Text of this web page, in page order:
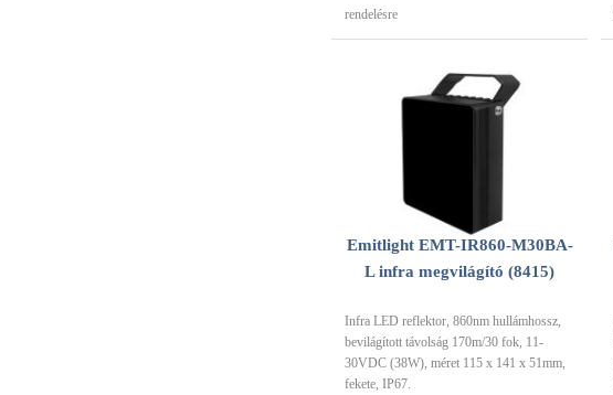
rendelésre
Emitlight EMT-IR860-M30BA-
L infra megvilágító (8415)
Infra LED reflektor, 860nm hullámhossz,
bevilágított távolság 170m/30 fok, 11-
30VDC (38W), méret 115 x 141 x 51mm,
fekete, IP67.